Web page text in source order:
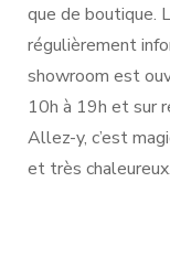
que de boutique.
régulièrement
showroom est
10h à 19h et sur
Allez-y, c’est
et très